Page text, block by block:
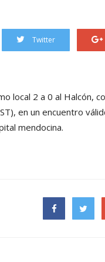
Twitter
local 2 a 0 al Halcón,
en un encuentro
mendocina.